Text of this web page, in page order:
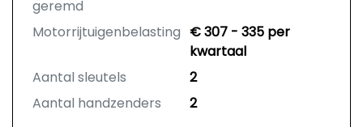
geremd
Motorrijtuigenbelasting € 307 - 335 per
kwartaal
Aantal sleutels
2
Aantal handzenders
2